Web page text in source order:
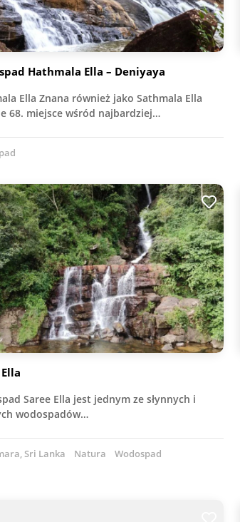
Hathmala Ella – Deniyaya
Ella Znana również jako Sathmala Ella
68. miejsce wśród najbardziej…
Saree Ella jest jednym ze słynnych i
wodospadów…
Sri Lanka Natura Wodospad